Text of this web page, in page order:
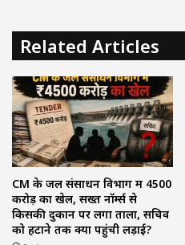
Related Articles
CM के जल संसाधन विभाग में ₹4500
करोड़ का खेल, सख्त नॉर्म्स से
किसकी दुकान पर लगा ताला, सचिव
को हटाने तक क्यों पहुंची लड़ाई?